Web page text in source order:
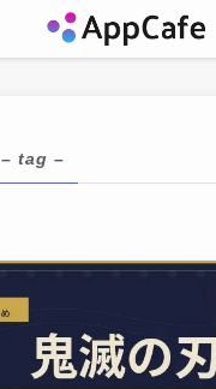
– tag –